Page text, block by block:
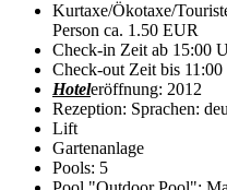
Kurtaxe/Ökotaxe/
Person ca. 1.50 EUR
Check-in Zeit ab 15:00
Check-out Zeit bis
Hoteleröffnung: 2012
Rezeption: Sprachen:
Lift
Gartenanlage
Pools: 5